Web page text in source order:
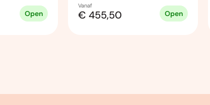
Open
Vanaf
€ 455,50 Open